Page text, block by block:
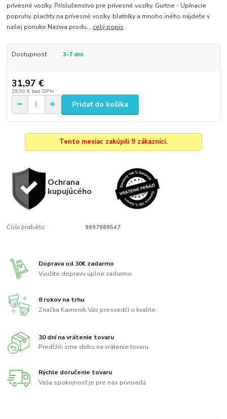
prívesné vozíky. Príslušenstvo pre prívesné vozíky. Gurtne - Upínacie
popruhy, plachty na prívesné vozíky, blatníky a mnoho iného nájdete v
našej ponuke.Nazwa produ... celý popis
Dostupnosť 3-7 dni
31,97 €
25,99 € bez DPH
Pridať do košíka
Tento mesiac zakúpili 9 zákazníci.
Ochrana
kupujúcého
Číslo produktu: 9697989547
Doprava od 30€ zadarmo
Využite dopravu úplne zadarmo
8 rokov na trhu
Značka Kameník Vás presvedčí o kvalite
30 dní na vrátenie tovaru
Predĺžili sme dobu na vrátenie tovaru
Rýchle doručenie tovaru
Vaša spokojnosť je pre nás prvoradá